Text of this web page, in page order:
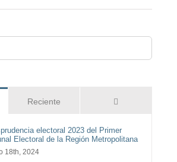
Reciente
electoral 2023 del Primer
Electoral de la Región Metropolitana
18th, 2024